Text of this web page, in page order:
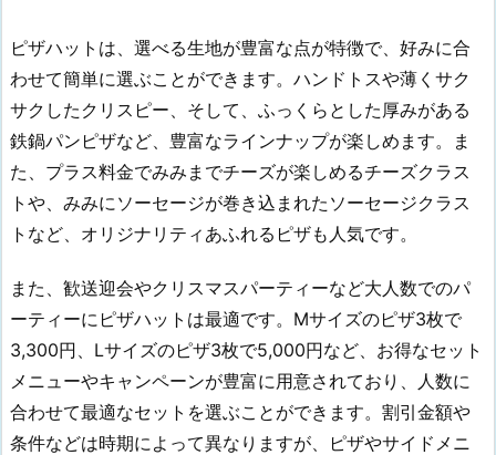
ピザハットは、選べる生地が豊富な点が特徴で、好みに合
わせて簡単に選ぶことができます。ハンドトスや薄くサク
サクしたクリスピー、そして、ふっくらとした厚みがある
鉄鍋パンピザなど、豊富なラインナップが楽しめます。ま
た、プラス料金でみみまでチーズが楽しめるチーズクラス
トや、みみにソーセージが巻き込まれたソーセージクラス
トなど、オリジナリティあふれるピザも人気です。
また、歓送迎会やクリスマスパーティーなど大人数でのパ
ーティーにピザハットは最適です。Mサイズのピザ3枚で
3,300円、Lサイズのピザ3枚で5,000円など、お得なセット
メニューやキャンペーンが豊富に用意されており、人数に
合わせて最適なセットを選ぶことができます。割引金額や
条件などは時期によって異なりますが、ピザやサイドメニ